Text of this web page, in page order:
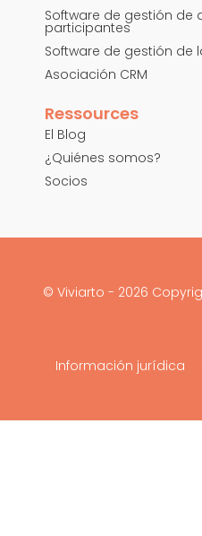
Software de gestión
participantes
Software de gestión de
Asociación CRM
Ressources
El Blog
¿Quiénes somos?
Socios
© Viviarto - 2026
Información jurídica